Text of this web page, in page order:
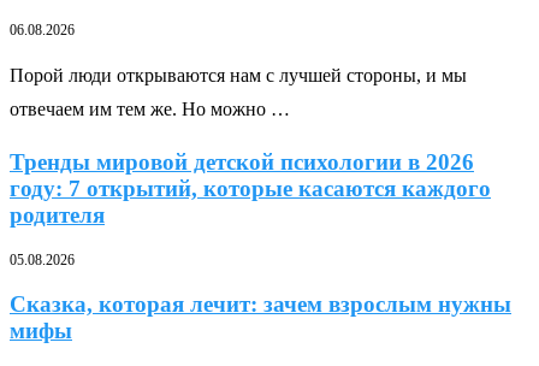
06.08.2026
Порой люди открываются нам с лучшей стороны, и мы
отвечаем им тем же. Но можно …
Тренды мировой детской психологии в 2026
году: 7 открытий, которые касаются каждого
родителя
05.08.2026
Сказка, которая лечит: зачем взрослым нужны
мифы